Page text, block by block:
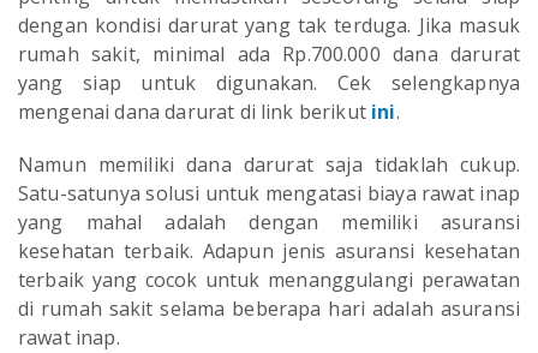
dengan kondisi darurat yang tak terduga. Jika masuk
rumah sakit, minimal ada Rp.700.000 dana darurat
yang siap untuk digunakan. Cek selengkapnya
mengenai dana darurat di link berikut ini.
Namun memiliki dana darurat saja tidaklah cukup.
Satu-satunya solusi untuk mengatasi biaya rawat inap
yang mahal adalah dengan memiliki asuransi
kesehatan terbaik. Adapun jenis asuransi kesehatan
terbaik yang cocok untuk menanggulangi perawatan
di rumah sakit selama beberapa hari adalah asuransi
rawat inap.